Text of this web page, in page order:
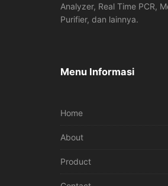
Analyzer, Real Time PCR,
Purifier, dan lainnya.
Menu Informasi
Home
About
Product